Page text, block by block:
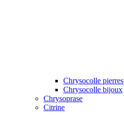
Chrysocolle pierres
Chrysocolle bijoux
Chrysoprase
Citrine